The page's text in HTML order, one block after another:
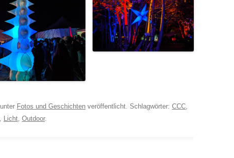
unter Fotos und Geschichten veröffentlicht. Schlagwörter: CCC
Licht Outdoor.